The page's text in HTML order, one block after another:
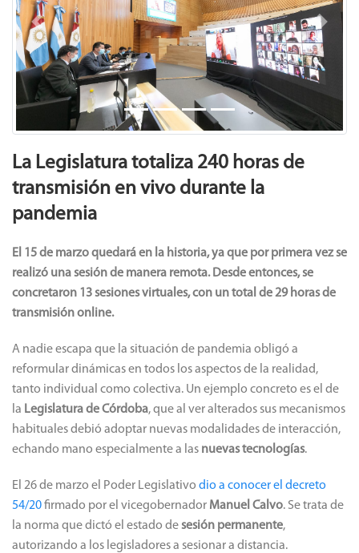
Previous Next
La Legislatura totaliza 240 horas de
transmisión en vivo durante la
pandemia
El 15 de marzo quedará en la historia, ya que por primera vez se
realizó una sesión de manera remota. Desde entonces, se
concretaron 13 sesiones virtuales, con un total de 29 horas de
transmisión online.
A nadie escapa que la situación de pandemia obligó a
reformular dinámicas en todos los aspectos de la realidad,
tanto individual como colectiva. Un ejemplo concreto es el de
la Legislatura de Córdoba, que al ver alterados sus mecanismos
habituales debió adoptar nuevas modalidades de interacción,
echando mano especialmente a las nuevas tecnologías.
El 26 de marzo el Poder Legislativo dio a conocer el decreto
54/20firmado por el vicegobernador Manuel Calvo. Se trata de
la norma que dictó el estado desesión permanente,
autorizando a los legisladores a sesionar a distancia.